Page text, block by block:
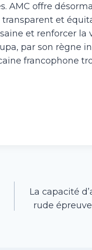
AMC offre
et
et renforcer la
par son règne
francophone
La capacité
rude